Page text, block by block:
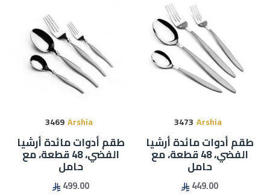
Arshia
3473
طقم أدوات مائدة أرشيا
الفضي، 48 قطعة، مع
حامل
449.00
Arshia
3469
طقم أدوات مائدة أرشيا
الفضي، 48 قطعة، مع
حامل
499.00